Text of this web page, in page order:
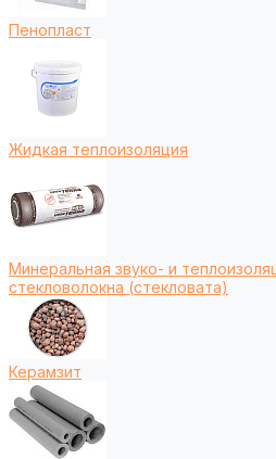
Пенопласт
Жидкая теплоизоляция
Минеральная звуко- и
стекловолокна (стекловата)
Керамзит